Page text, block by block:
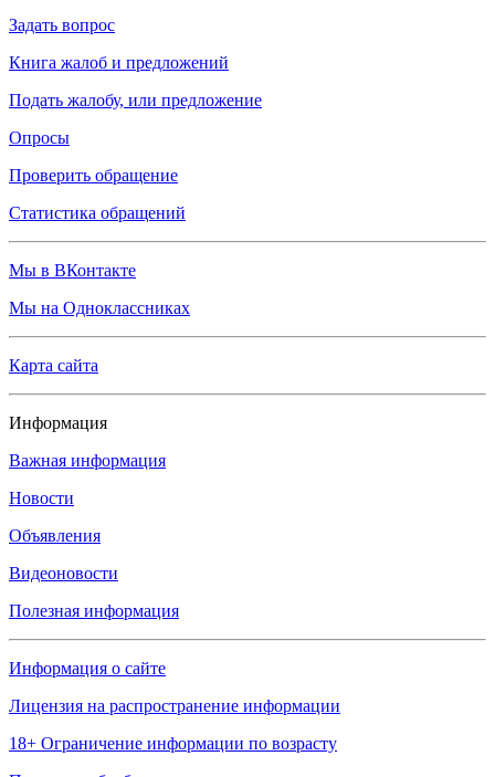
Задать вопрос
Книга жалоб и предложений
Подать жалобу, или предложение
Опросы
Проверить обращение
Статистика обращений
Мы в ВКонтакте
Мы на Одноклассниках
Карта сайта
Информация
Важная информация
Новости
Объявления
Видеоновости
Полезная информация
Информация о сайте
Лицензия на распространение информации
18+ Ограничение информации по возрасту